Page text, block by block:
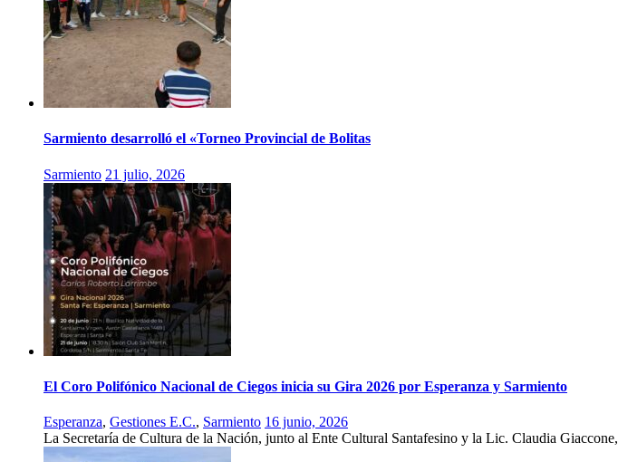
Sarmiento desarrolló el «Torneo Provincial de Bolitas
Sarmiento 21 julio, 2026
El Coro Polifónico Nacional de Ciegos inicia su Gira 2026 por Esperanza y Sarmiento
Esperanza, Gestiones E.C., Sarmiento 16 junio, 2026
La Secretaría de Cultura de la Nación, junto al Ente Cultural Santafesino y la Lic. Claudia Giaccone,